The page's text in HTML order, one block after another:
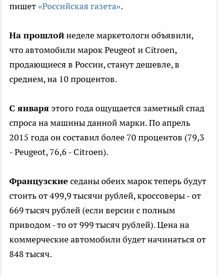
пишет «Российская газета».
На прошлойнеделе маркетологи объявили,
что автомобили марок Peugeot и Citroen,
продающиеся в России, станут дешевле, в
среднем, на 10 процентов.
С января этого года ощущается заметный спад
спроса на машины данной марки. По апрель
2015 года он составил более 70 процентов (79,3
- Peugeot, 76,6 - Citroen).
Французские седаны обеих марок теперь будут
стоить от 499,9 тысячи рублей, кроссоверы - от
669 тысяч рублей (если версии с полным
приводом - то от 999 тысяч рублей). Цена на
коммерческие автомобили будет начинаться от
848 тысяч.